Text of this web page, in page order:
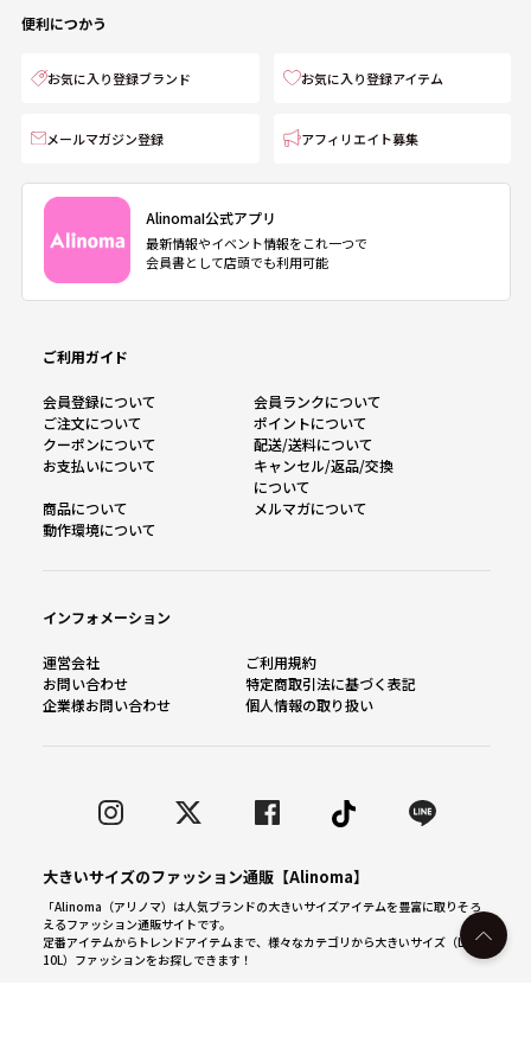
便利につかう
お気に入り登録ブランド お気に入り登録アイテム
メールマガジン登録 アフィリエイト募集
AlinomaI公式アプリ
最新情報やイベント情報をこれ一つで
会員書として店頭でも利用可能
ご利用ガイド
会員登録について
会員ランクについて
ご注文について
ポイントについて
クーポンについて
配送/送料について
お支払いについて
キャンセル/返品/交換
について
商品について
メルマガについて
動作環境について
インフォメーション
運営会社
ご利用規約
お問い合わせ
特定商取引法に基づく表記
企業様お問い合わせ
個人情報の取り扱い
大きいサイズのファッション通販【Alinoma】
「Alinoma（アリノマ）は人気ブランドの大きいサイズアイテムを豊富に取りそろ
えるファッション通販サイトです。
定番アイテムからトレンドアイテムまで、様々なカテゴリから大きいサイズ（L～
10L）ファッションをお探しできます！